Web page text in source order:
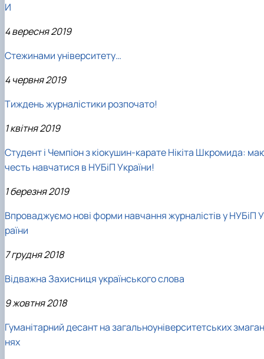
И
4 вересня 2019
Стежинами університету…
4 червня 2019
Тиждень журналістики розпочато!
1 квітня 2019
Студент і Чемпіон з кіокушин-карате Нікіта Шкромида:
честь навчатися в НУБіП України!
1 березня 2019
Впроваджуємо нові форми навчання журналістів у НУБіП
раїни
7 грудня 2018
Відважна Захисниця українського слова
9 жовтня 2018
Гуманітарний десант на загальноуніверситетських змаган
нях